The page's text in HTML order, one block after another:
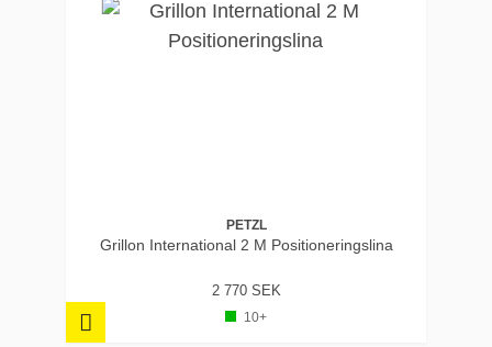
PETZL
Grillon International 2 M Positioneringslina
2 770 SEK
10+